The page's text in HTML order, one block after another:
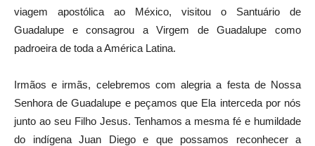
viagem apostólica ao México, visitou o Santuário de
Guadalupe e consagrou a Virgem de Guadalupe como
padroeira de toda a América Latina.
Irmãos e irmãs, celebremos com alegria a festa de Nossa
Senhora de Guadalupe e peçamos que Ela interceda por nós
junto ao seu Filho Jesus. Tenhamos a mesma fé e humildade
do indígena Juan Diego e que possamos reconhecer a